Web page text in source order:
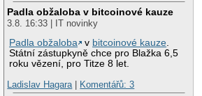
Padla obžaloba v bitcoinové kauze
3.8. 16:33 | IT novinky
Padla obžaloba
v bitcoinové kauze.
Státní zástupkyně chce pro Blažka 6,5
roku vězení, pro Titze 8 let.
Ladislav Hagara| Komentářů: 3